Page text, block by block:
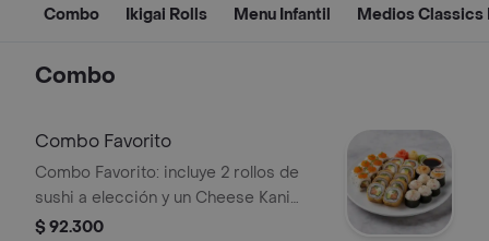
Combo Ikigai Rolls Menu Infantil Medios Classics
Combo
Combo Favorito
Combo Favorito: incluye 2 rollos de
sushi a elección y un Cheese Kani
gratis.
$ 92.300